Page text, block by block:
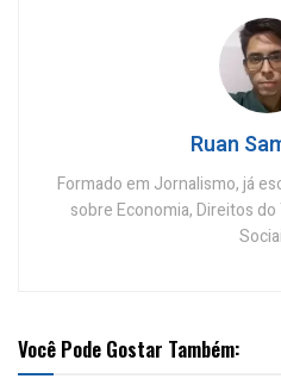
Ruan
Formado em Jornalismo, já
sobre Economia, Direitos
Você Pode Gostar Também: